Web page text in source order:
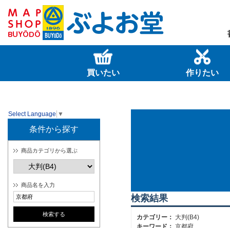
買いたい 作りたい
Select Language ▼
条件から探す
商品カテゴリから選ぶ
商品名を入力
検索結果
カテゴリー： 大判(B4)
キーワード： 京都府